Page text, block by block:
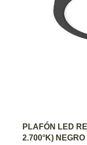
PLAFÓN LED
2.700°K) NEGRO